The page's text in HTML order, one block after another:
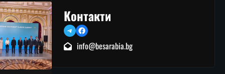
Контакти
TelegramFacebook
info@besarabia.bg